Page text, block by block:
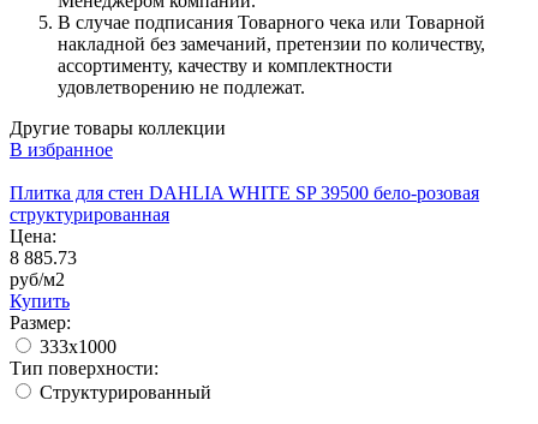
В случае подписания Товарного чека или Товарной
накладной без замечаний, претензии по количеству,
ассортименту, качеству и комплектности
удовлетворению не подлежат.
Другие товары коллекции
В избранное
Плитка для стен DAHLIA WHITE SP 39500 бело-розовая
структурированная
Цена:
8 885.73
руб/м2
Купить
Размер:
333x1000
Тип поверхности:
Структурированный